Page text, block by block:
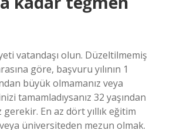
vatandaşı olun. Düzeltilmemiş
göre, başvuru yılının 1
büyük olmamanız veya
tamamladıysanız 32 yaşından
En az dört yıllık eğitim
üniversiteden mezun olmak.